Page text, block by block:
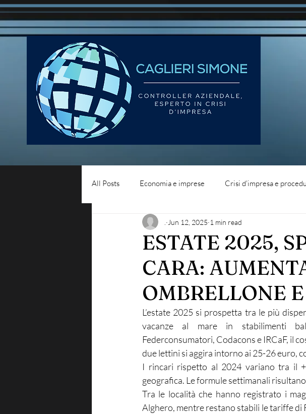
All Posts Economia e imprese Crisi d'impresa e
Diritto del lavoro Blog - liquidità aziendale
ESTATE 2025,
CARA:
OMBRELLONE
Jun 12, 2025 1 min read
L’estate 2025 si prospetta tra le più
vacanze al mare in stabilimenti
Federconsumatori, Codacons e IRCaF, il
due lettini si aggira intorno ai 25-26 euro,
I rincari rispetto al 2024 variano tra il
geografica. Le formule settimanali
Tra le località che hanno registrato i
Alghero, mentre restano stabili le tariffe di